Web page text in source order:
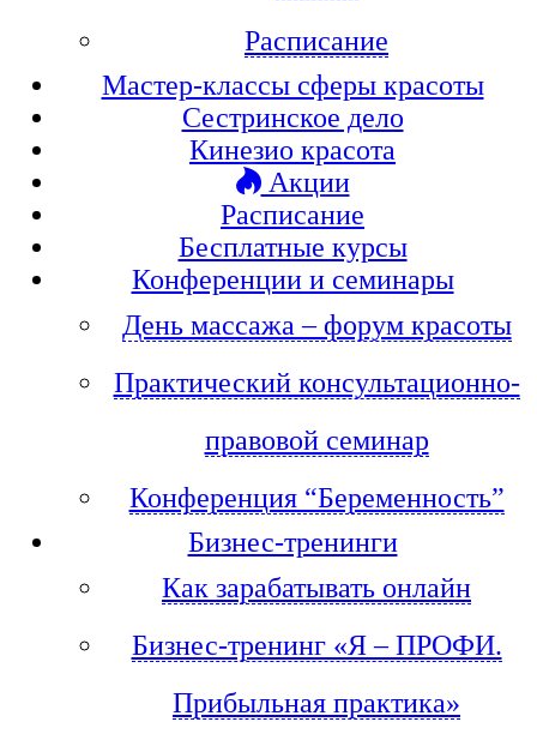
Расписание
Мастер-классы сферы красоты
Сестринское дело
Кинезио красота
Акции
Расписание
Бесплатные курсы
Конференции и семинары
День массажа – форум красоты
Практический консультационно-
правовой семинар
Конференция “Беременность”
Бизнес-тренинги
Как зарабатывать онлайн
Бизнес-тренинг «Я – ПРОФИ.
Прибыльная практика»